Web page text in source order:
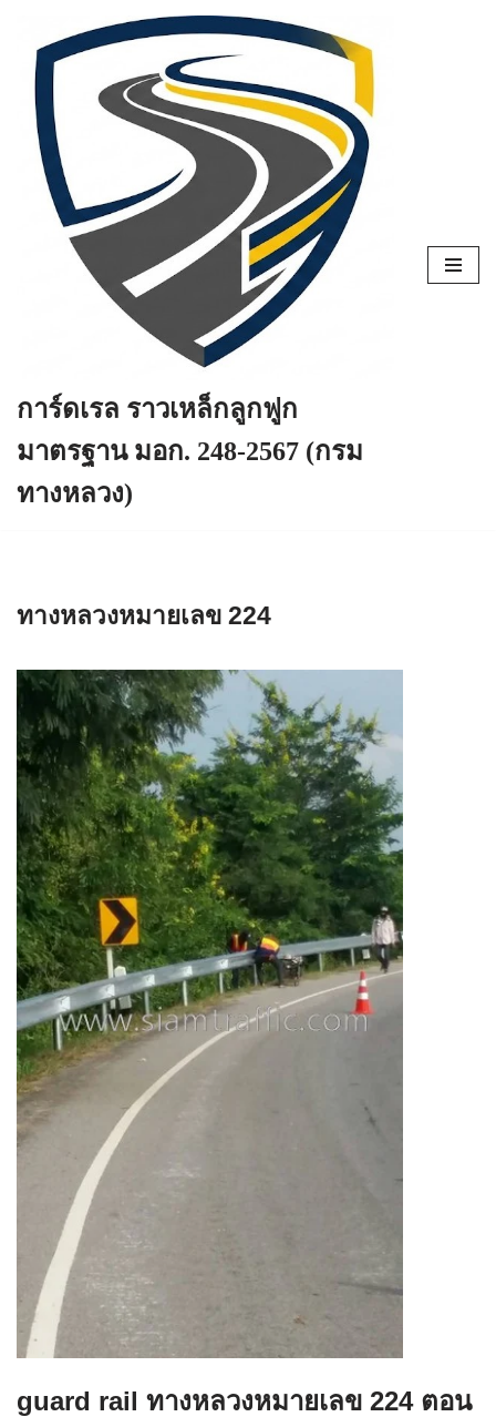
Skip
content
การ์ดเรล ราวเหล็กลูกฟูก
มาตรฐาน มอก. 248-2567 (กรม
ทางหลวง)
ทางหลวงหมายเลข 224
guard rail ทางหลวงหมายเลข 224 ตอน